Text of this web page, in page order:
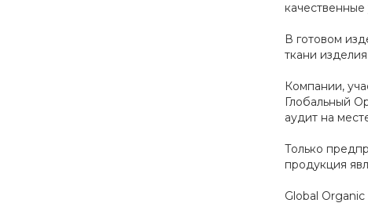
качественные
В готовом
ткани
Компании,
Глобальный
аудит на
Только
продукция
Global